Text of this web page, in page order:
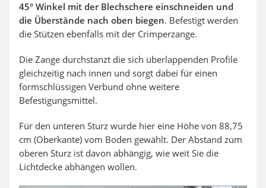
45° Winkel mit der Blechschere einschneiden und
die Überstände nach oben biegen. Befestigt werden
die Stützen ebenfalls mit der Crimperzange.
Die Zange durchstanzt die sich überlappenden Profile
gleichzeitig nach innen und sorgt dabei für einen
formschlüssigen Verbund ohne weitere
Befestigungsmittel.
Für den unteren Sturz wurde hier eine Höhe von 88,75
cm (Oberkante) vom Boden gewählt. Der Abstand zum
oberen Sturz ist davon abhängig, wie weit Sie die
Lichtdecke abhängen wollen.